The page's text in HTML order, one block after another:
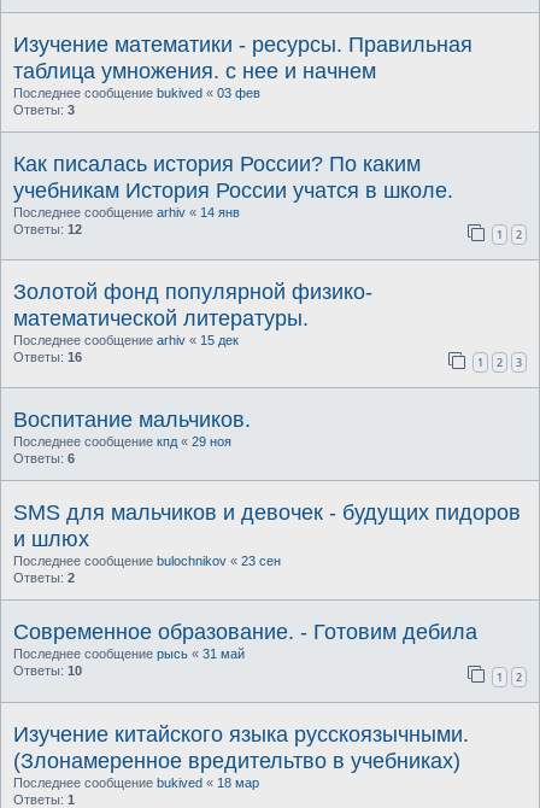
Изучение математики - ресурсы. Правильная
таблица умножения. с нее и начнем
Последнее сообщение bukived « 03 фев
Ответы: 3
Как писалась история России? По каким
учебникам История России учатся в школе.
Последнее сообщение arhiv « 14 янв
Ответы: 12 1 2
Золотой фонд популярной физико-
математической литературы.
Последнее сообщение arhiv « 15 дек
Ответы: 16 1 2 3
Воспитание мальчиков.
Последнее сообщение кпд« 29 ноя
Ответы: 6
SMS для мальчиков и девочек - будущих пидоров
и шлюх
Последнее сообщение bulochnikov « 23 сен
Ответы: 2
Современное образование. - Готовим дебила
Последнее сообщение рысь « 31 май
Ответы: 10 1 2
Изучение китайского языка русскоязычными.
(Злонамеренное вредительтво в учебниках)
Последнее сообщение bukived « 18 мар
Ответы: 1